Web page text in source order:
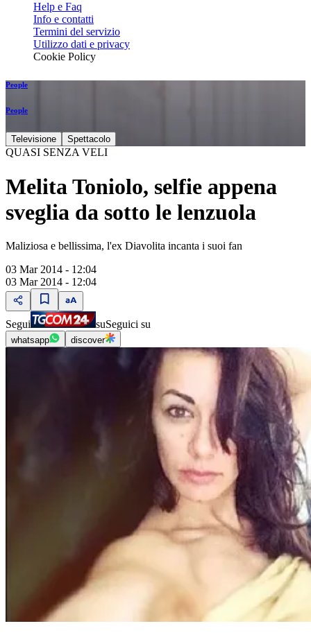
Help e Faq
Info e contatti
Termini del servizio
Utilizzo dati e privacy
Cookie Policy
People
People
Televisione Spettacolo
QUASI SENZA VELI
Melita Toniolo, selfie appena
sveglia da sotto le lenzuola
Maliziosa e bellissima, l'ex Diavolita incanta i suoi fan
03 Mar 2014 - 12:04
03 Mar 2014 - 12:04
Segui suSeguici su
whatsapp discover